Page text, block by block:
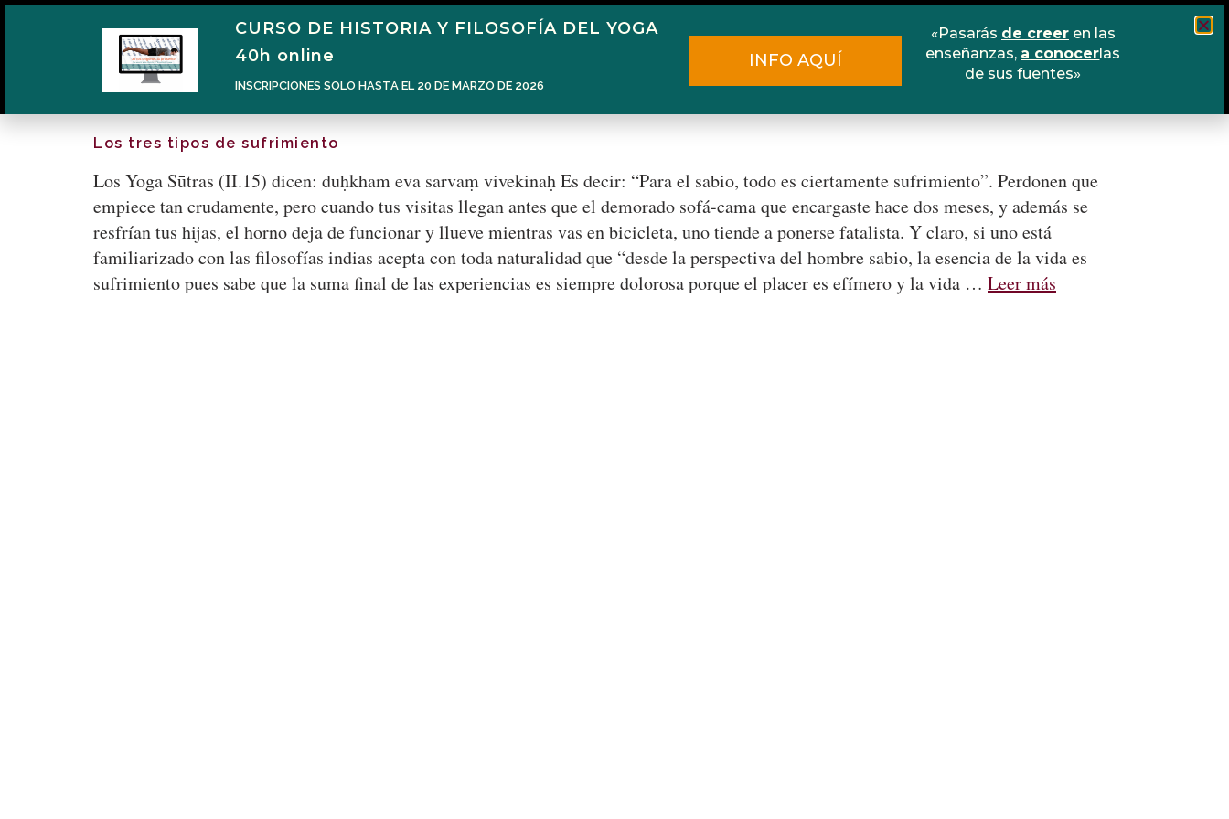
Narén Herrero Blog Cursos Escuela online
Los tres tipos de sufrimiento
Los Yoga Sūtras (II.15) dicen: duḥkham eva sarvaṃ vivekinaḥ Es decir: “Para el sabio, todo es ciertamente sufrimiento”. Perdonen que
empiece tan crudamente, pero cuando tus visitas llegan antes que el demorado sofá-cama que encargaste hace dos meses, y además se
resfrían tus hijas, el horno deja de funcionar y llueve mientras vas en bicicleta, uno tiende a ponerse fatalista. Y claro, si uno está
familiarizado con las filosofías indias acepta con toda naturalidad que “desde la perspectiva del hombre sabio, la esencia de la vida es
sufrimiento pues sabe que la suma final de las experiencias es siempre dolorosa porque el placer es efímero y la vida … Leer más
CURSO DE HISTORIA Y FILOSOFÍA DEL YOGA
40h online
INSCRIPCIONES SOLO HASTA EL 20 DE MARZO DE 2026
INFO AQUÍ
«Pasarás de creeren las
enseñanzas, a conocerlas
de sus fuentes»